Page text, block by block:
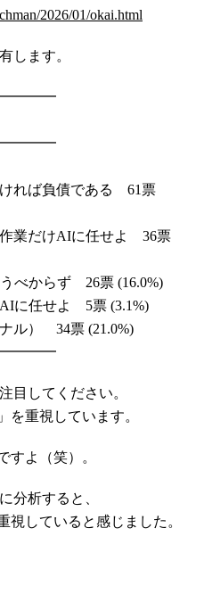
2026/01/okai.html
します。
ければ負債である 61票
作業だけAIに任せよ 36票
べからず 26票 (16.0%)
AIに任せよ 5票 (3.1%)
ル） 34票 (21.0%)
目してください。
を重視しています。
すよ（笑）。
分析すると、
視していると感じました。